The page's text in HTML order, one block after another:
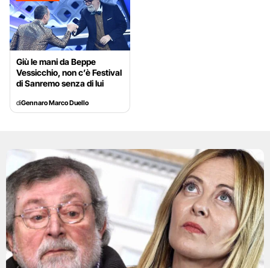
Giù le mani da Beppe
Vessicchio, non c’è Festival
di Sanremo senza di lui
diGennaro Marco Duello